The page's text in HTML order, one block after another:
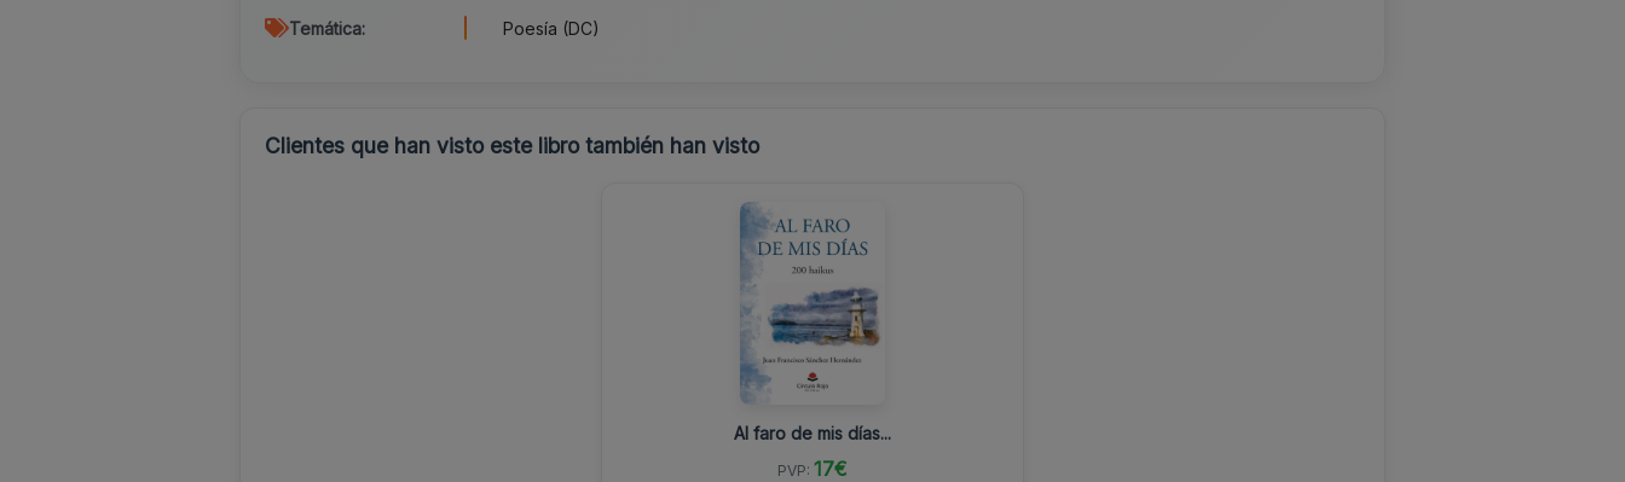
Temática: Poesía (DC)
Clientes que han visto este libro también han visto
Al faro de mis días...
PVP: 17€